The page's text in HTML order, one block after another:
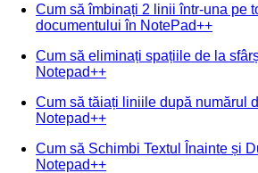
Cum să îmbinați 2 linii într-una pe
documentului în NotePad++
Cum să eliminați spațiile de la
Notepad++
Cum să tăiați liniile după numărul
Notepad++
Cum să Schimbi Textul Înainte și
Notepad++